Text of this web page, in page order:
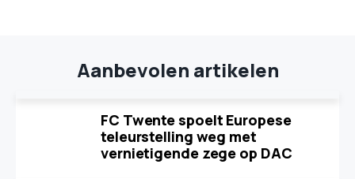
Aanbevolen artikelen
FC Twente spoelt Europese
teleurstelling weg met
vernietigende zege op DAC